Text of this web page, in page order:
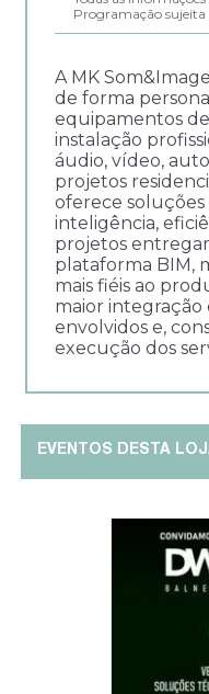
Programação sujeita
A MK
de forma
equipamentos
instalação
áudio, vídeo,
projetos
oferece soluções
inteligência,
projetos
plataforma BIM,
mais fiéis ao
maior integração
envolvidos e,
execução dos
EVENTOS DESTA